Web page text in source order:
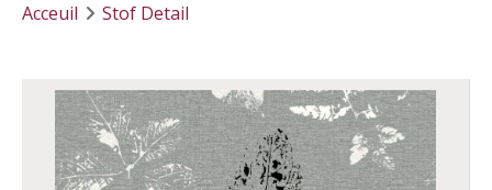
Acceuil Stof Detail